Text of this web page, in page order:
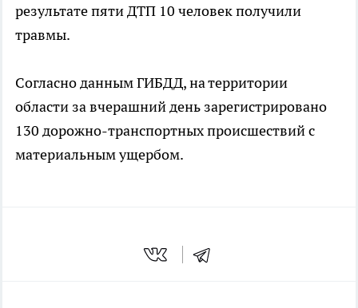
результате пяти ДТП 10 человек получили
травмы.
Согласно данным ГИБДД, на территории
области за вчерашний день зарегистрировано
130 дорожно-транспортных происшествий с
материальным ущербом.